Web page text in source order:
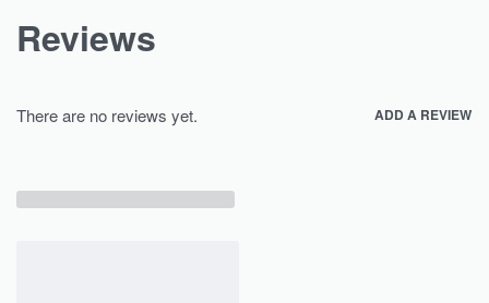
Reviews
There are no reviews yet. ADD A REVIEW